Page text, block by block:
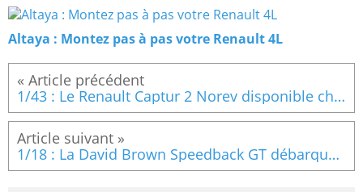
Altaya : Montez pas à pas votre Renault 4L
1/43 : Le Renault Captur 2 Norev disponible chez Tacot
1/18 : La David Brown Speedback GT débarque en miniature